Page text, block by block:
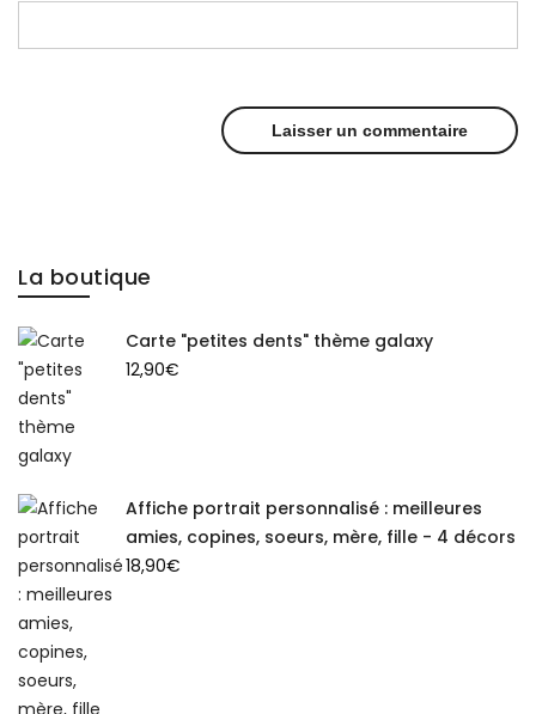
La boutique
Carte "petites dents" thème galaxy
12,90€
Affiche portrait personnalisé : meilleures
amies, copines, soeurs, mère, fille - 4 décors
18,90€